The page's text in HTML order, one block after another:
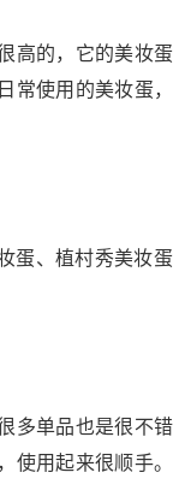
高的，它的美妆蛋
常使用的美妆蛋，
多单品也是很不错
使用起来很顺手。